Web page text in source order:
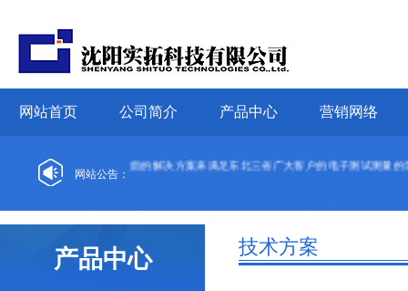
网站首页 公司简介 产品中心 营销网络
网站公告：
的服务和全面的解决方案来满足东北三省广大客户的电子测试测量的需求。
产品中心 技术方案